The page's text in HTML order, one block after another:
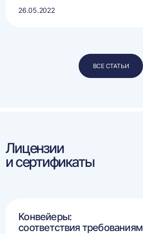
26.05.2022
ВСЕ СТАТЬИ
Лицензии
и сертификаты
Конвейеры:
соответствия требованиям